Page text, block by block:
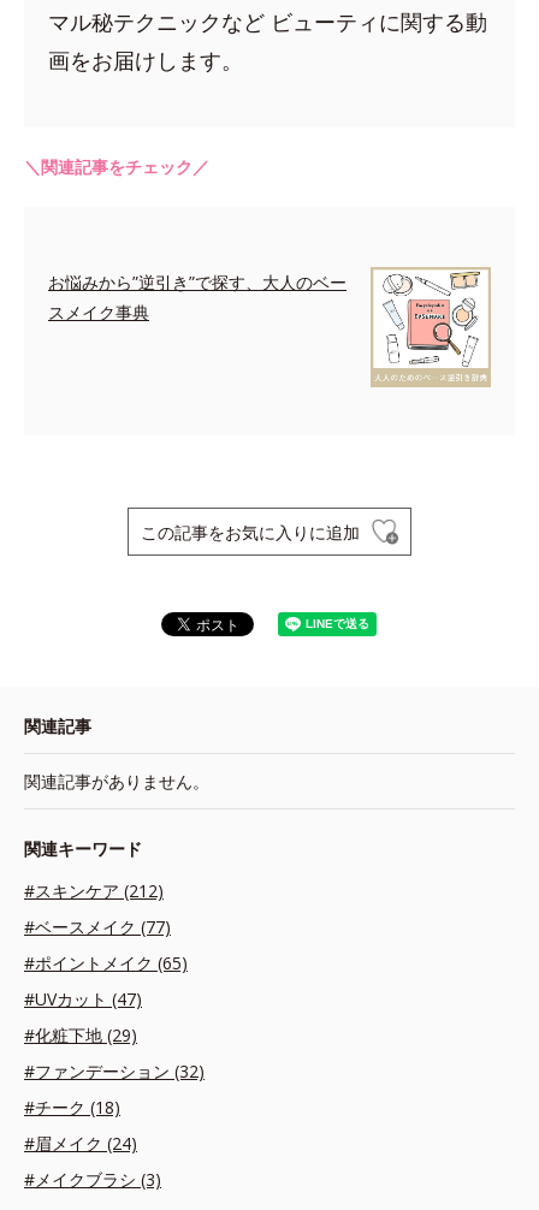
マル秘テクニックなど ビューティに関する動
画をお届けします。
＼関連記事をチェック／
お悩みから”逆引き”で探す、大人のベー
スメイク事典
この記事をお気に入りに追加
関連記事
関連記事がありません。
関連キーワード
#スキンケア (212)
#ベースメイク (77)
#ポイントメイク (65)
#UVカット (47)
#化粧下地 (29)
#ファンデーション (32)
#チーク (18)
#眉メイク (24)
#メイクブラシ (3)